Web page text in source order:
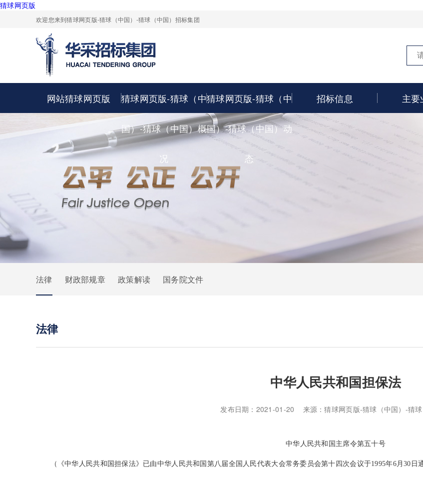
猜球网页版
欢迎您来到猜球网页版-猜球（中国）-猜球（中国）招标集团
网站猜球网页版 猜球网页版-猜球（中
国）-猜球（中国）概
况
猜球网页版-猜球（中
国）-猜球（中国）动
态
招标信息 主要
法律 财政部规章 政策解读 国务院文件
法律
中华人民共和国担保法
发布日期：2021-01-20 来源：猜球网页版-猜球（中国）-猜球
中华人民共和国主席令第五十号
（《中华人民共和国担保法》已由中华人民共和国第八届全国人民代表大会常务委员会第十四次会议于1995年6月30日